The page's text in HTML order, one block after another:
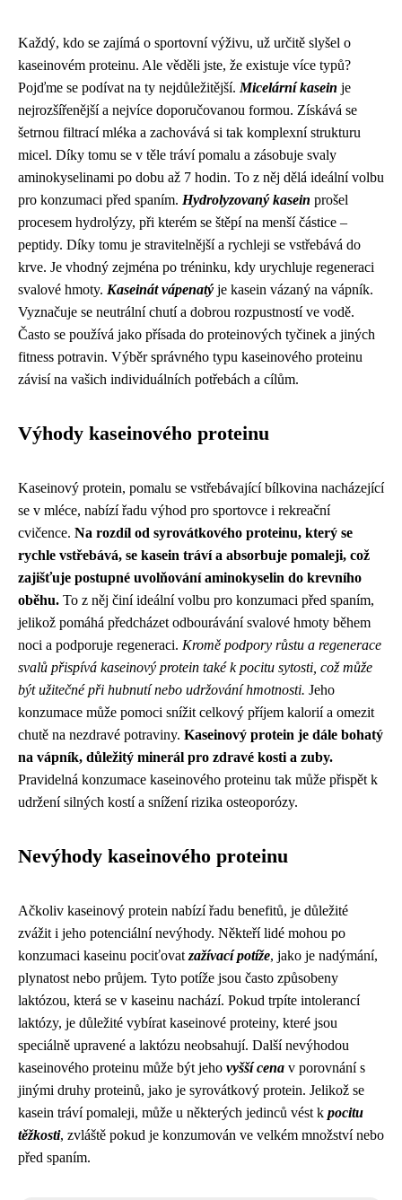
Každý, kdo se zajímá o sportovní výživu, už určitě slyšel o
kaseinovém proteinu. Ale věděli jste, že existuje více typů?
Pojďme se podívat na ty nejdůležitější. Micelární kasein je
nejrozšířenější a nejvíce doporučovanou formou. Získává se
šetrnou filtrací mléka a zachovává si tak komplexní strukturu
micel. Díky tomu se v těle tráví pomalu a zásobuje svaly
aminokyselinami po dobu až 7 hodin. To z něj dělá ideální volbu
pro konzumaci před spaním. Hydrolyzovaný kasein prošel
procesem hydrolýzy, při kterém se štěpí na menší částice –
peptidy. Díky tomu je stravitelnější a rychleji se vstřebává do
krve. Je vhodný zejména po tréninku, kdy urychluje regeneraci
svalové hmoty. Kaseinát vápenatý je kasein vázaný na vápník.
Vyznačuje se neutrální chutí a dobrou rozpustností ve vodě.
Často se používá jako přísada do proteinových tyčinek a jiných
fitness potravin. Výběr správného typu kaseinového proteinu
závisí na vašich individuálních potřebách a cílům.
Výhody kaseinového proteinu
Kaseinový protein, pomalu se vstřebávající bílkovina nacházející
se v mléce, nabízí řadu výhod pro sportovce i rekreační
cvičence. Na rozdíl od syrovátkového proteinu, který se
rychle vstřebává, se kasein tráví a absorbuje pomaleji, což
zajišťuje postupné uvolňování aminokyselin do krevního
oběhu. To z něj činí ideální volbu pro konzumaci před spaním,
jelikož pomáhá předcházet odbourávání svalové hmoty během
noci a podporuje regeneraci. Kromě podpory růstu a regenerace
svalů přispívá kaseinový protein také k pocitu sytosti, což může
být užitečné při hubnutí nebo udržování hmotnosti. Jeho
konzumace může pomoci snížit celkový příjem kalorií a omezit
chutě na nezdravé potraviny. Kaseinový protein je dále bohatý
na vápník, důležitý minerál pro zdravé kosti a zuby.
Pravidelná konzumace kaseinového proteinu tak může přispět k
udržení silných kostí a snížení rizika osteoporózy.
Nevýhody kaseinového proteinu
Ačkoliv kaseinový protein nabízí řadu benefitů, je důležité
zvážit i jeho potenciální nevýhody. Někteří lidé mohou po
konzumaci kaseinu pociťovat zažívací potíže, jako je nadýmání,
plynatost nebo průjem. Tyto potíže jsou často způsobeny
laktózou, která se v kaseinu nachází. Pokud trpíte intolerancí
laktózy, je důležité vybírat kaseinové proteiny, které jsou
speciálně upravené a laktózu neobsahují. Další nevýhodou
kaseinového proteinu může být jeho vyšší cena v porovnání s
jinými druhy proteinů, jako je syrovátkový protein. Jelikož se
kasein tráví pomaleji, může u některých jedinců vést k pocitu
těžkosti, zvláště pokud je konzumován ve velkém množství nebo
před spaním.